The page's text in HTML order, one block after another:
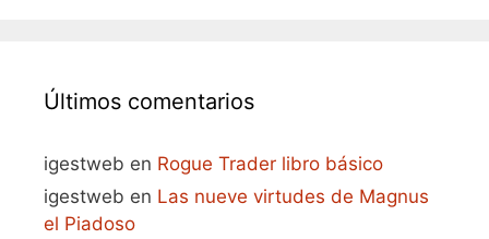
Últimos comentarios
igestweb en Rogue Trader libro básico
igestweb en Las nueve virtudes de Magnus
el Piadoso